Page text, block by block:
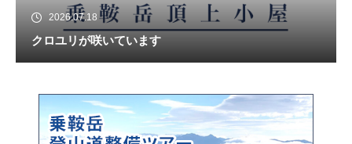
2026.07.18
クロユリが咲いています